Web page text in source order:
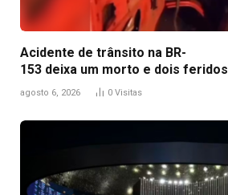
Acidente de trânsito na BR-
153 deixa um morto e dois feridos
agosto 6, 2026 0 Visitas